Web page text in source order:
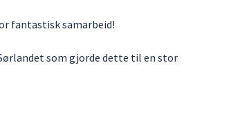
fantastisk samarbeid!
som gjorde dette til en stor